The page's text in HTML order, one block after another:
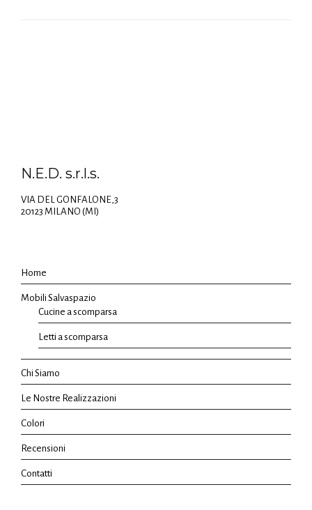
N.E.D. s.r.l.s.
VIA DEL GONFALONE,3
20123 MILANO (MI)
Home
Mobili Salvaspazio
Cucine a scomparsa
Letti a scomparsa
Chi Siamo
Le Nostre Realizzazioni
Colori
Recensioni
Contatti